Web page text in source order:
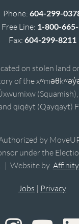
Phone: 604-299-
Line: 1-800-
Fax: 604-299-8211
on stolen land
of the
qiqéyt (Qayqayt)
by
under the
| Website by
Jobs | Privacy